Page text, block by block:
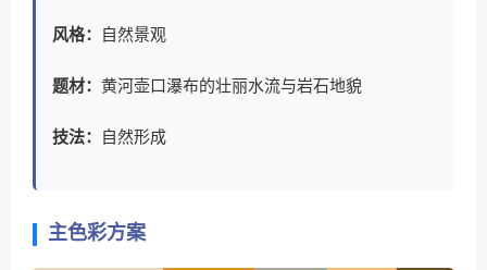
风格： 自然景观
题材： 黄河壶口瀑布的壮丽水流与岩石地貌
技法： 自然形成
主色彩方案